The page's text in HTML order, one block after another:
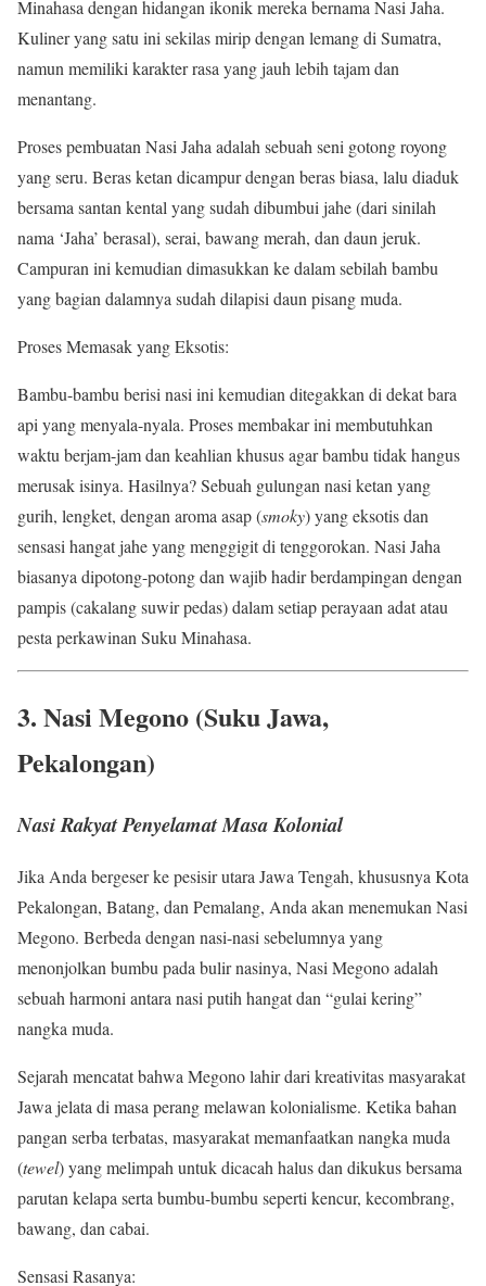
Minahasa dengan hidangan ikonik mereka bernama Nasi Jaha.
Kuliner yang satu ini sekilas mirip dengan lemang di Sumatra,
namun memiliki karakter rasa yang jauh lebih tajam dan
menantang.
Proses pembuatan Nasi Jaha adalah sebuah seni gotong royong
yang seru. Beras ketan dicampur dengan beras biasa, lalu diaduk
bersama santan kental yang sudah dibumbui jahe (dari sinilah
nama ‘Jaha’ berasal), serai, bawang merah, dan daun jeruk.
Campuran ini kemudian dimasukkan ke dalam sebilah bambu
yang bagian dalamnya sudah dilapisi daun pisang muda.
Proses Memasak yang Eksotis:
Bambu-bambu berisi nasi ini kemudian ditegakkan di dekat bara
api yang menyala-nyala. Proses membakar ini membutuhkan
waktu berjam-jam dan keahlian khusus agar bambu tidak hangus
merusak isinya. Hasilnya? Sebuah gulungan nasi ketan yang
gurih, lengket, dengan aroma asap (smoky) yang eksotis dan
sensasi hangat jahe yang menggigit di tenggorokan. Nasi Jaha
biasanya dipotong-potong dan wajib hadir berdampingan dengan
pampis (cakalang suwir pedas) dalam setiap perayaan adat atau
pesta perkawinan Suku Minahasa.
3. Nasi Megono (Suku Jawa,
Pekalongan)
Nasi Rakyat Penyelamat Masa Kolonial
Jika Anda bergeser ke pesisir utara Jawa Tengah, khususnya Kota
Pekalongan, Batang, dan Pemalang, Anda akan menemukan Nasi
Megono. Berbeda dengan nasi-nasi sebelumnya yang
menonjolkan bumbu pada bulir nasinya, Nasi Megono adalah
sebuah harmoni antara nasi putih hangat dan “gulai kering”
nangka muda.
Sejarah mencatat bahwa Megono lahir dari kreativitas masyarakat
Jawa jelata di masa perang melawan kolonialisme. Ketika bahan
pangan serba terbatas, masyarakat memanfaatkan nangka muda
(tewel) yang melimpah untuk dicacah halus dan dikukus bersama
parutan kelapa serta bumbu-bumbu seperti kencur, kecombrang,
bawang, dan cabai.
Sensasi Rasanya: